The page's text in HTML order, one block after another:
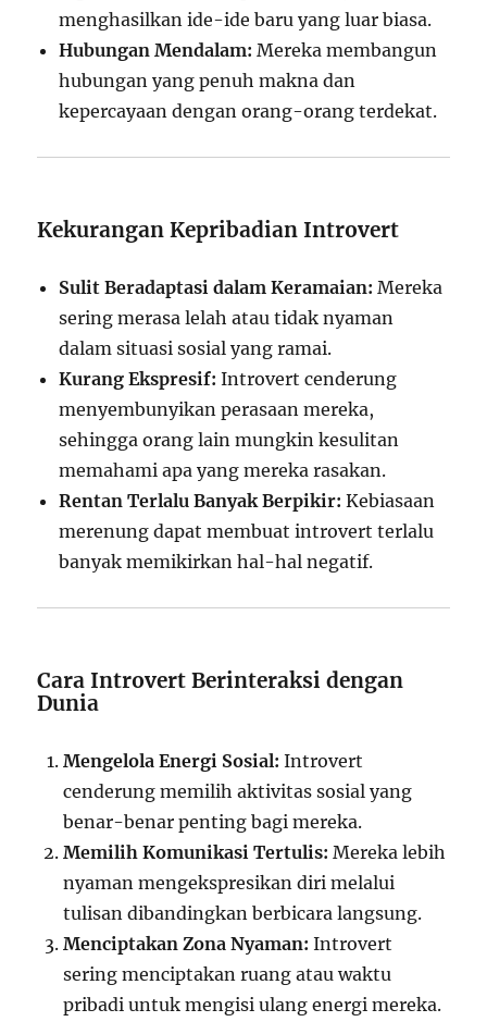
menghasilkan ide-ide baru yang luar biasa.
Hubungan Mendalam: Mereka membangun
hubungan yang penuh makna dan
kepercayaan dengan orang-orang terdekat.
Kekurangan Kepribadian Introvert
Sulit Beradaptasi dalam Keramaian: Mereka
sering merasa lelah atau tidak nyaman
dalam situasi sosial yang ramai.
Kurang Ekspresif: Introvert cenderung
menyembunyikan perasaan mereka,
sehingga orang lain mungkin kesulitan
memahami apa yang mereka rasakan.
Rentan Terlalu Banyak Berpikir: Kebiasaan
merenung dapat membuat introvert terlalu
banyak memikirkan hal-hal negatif.
Cara Introvert Berinteraksi dengan
Dunia
Mengelola Energi Sosial: Introvert
cenderung memilih aktivitas sosial yang
benar-benar penting bagi mereka.
Memilih Komunikasi Tertulis: Mereka lebih
nyaman mengekspresikan diri melalui
tulisan dibandingkan berbicara langsung.
Menciptakan Zona Nyaman: Introvert
sering menciptakan ruang atau waktu
pribadi untuk mengisi ulang energi mereka.